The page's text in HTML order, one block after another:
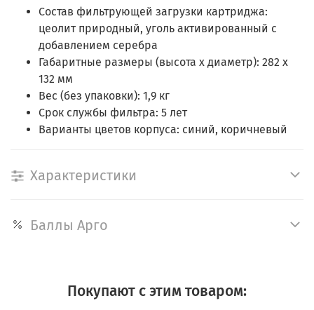
Состав фильтрующей загрузки картриджа:
цеолит природный, уголь активированный с
добавлением серебра
Габаритные размеры (высота х диаметр): 282 х
132 мм
Вес (без упаковки): 1,9 кг
Срок службы фильтра: 5 лет
Варианты цветов корпуса: синий, коричневый
Характеристики
Баллы Арго
Покупают с этим товаром: